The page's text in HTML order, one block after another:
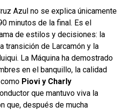
Azul no se explica únicamente
minutos de la final. Es el
de estilos y decisiones: la
transición de Larcamón y la
La Máquina ha demostrado
en el banquillo, la calidad
Piovi y Charly
que mantuvo viva la
que, después de mucha